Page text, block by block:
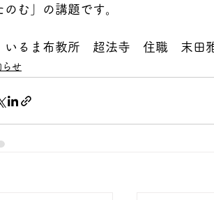
のむ」の講題です。
ま布教所　超法寺　住職　末田
らせ